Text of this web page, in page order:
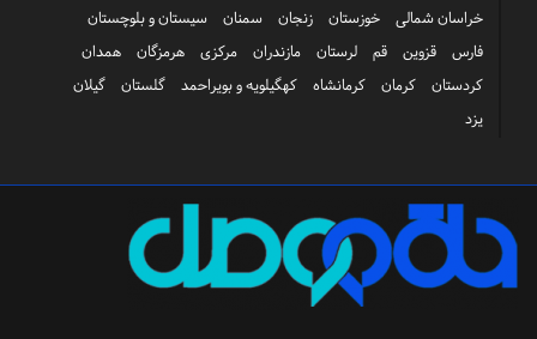
خراسان شمالی
خوزستان زنجان سمنان
سیستان و بلوچستان
فارس
قزوین قم لرستان مازندران مرکزی هرمزگان
همدان
کردستان
کرمان کرمانشاه کهگیلویه و بویراحمد گلستان
گیلان
یزد